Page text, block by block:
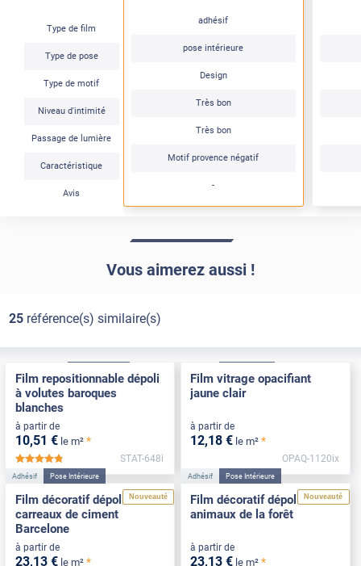
Type de film
Type de pose
Type de motif
Niveau d'intimité
Passage de lumière
Caractéristique
Avis
adhésif
pose intérieure
Design
Très bon
Très bon
Motif provence négatif
-
Vous aimerez aussi !
25référence(s) similaire(s)
Film repositionnable dépoli
à volutes baroques
blanches
à partir de
10,51 € le m² *
*****
STAT-648i
Film vitrage opacifiant
jaune clair
à partir de
12,18 € le m² *
OPAQ-1120ix
Nouveauté
Adhésif Pose Intérieure
Film décoratif dépoli
carreaux de ciment
Barcelone
à partir de
23,13 € le m² *
Nouveauté
Adhésif Pose Intérieure
Film décoratif dépoli motif
animaux de la forêt
à partir de
23,13 € le m² *